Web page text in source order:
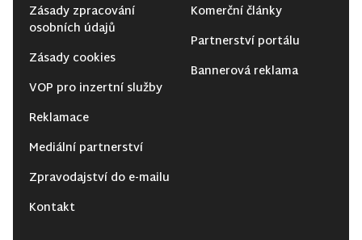
Zásady zpracování
osobních údajů
Zásady cookies
VOP pro inzertní služby
Reklamace
Mediální partnerství
Zpravodajství do e-mailu
Kontakt
Komerční články
Partnerství portálu
Bannerová reklama